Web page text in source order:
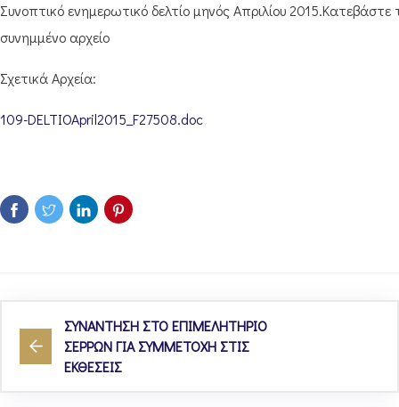
Συνοπτικό ενημερωτικό δελτίο μηνός Απριλίου 2015.Κατεβάστε
συνημμένο αρχείο
Σχετικά Αρχεία:
109-DELTIOApril2015_F27508.doc
ΣΥΝΑΝΤΗΣΗ ΣΤΟ ΕΠΙΜΕΛΗΤΗΡΙΟ
ΣΕΡΡΩΝ ΓΙΑ ΣΥΜΜΕΤΟΧΗ ΣΤΙΣ
ΕΚΘΕΣΕΙΣ